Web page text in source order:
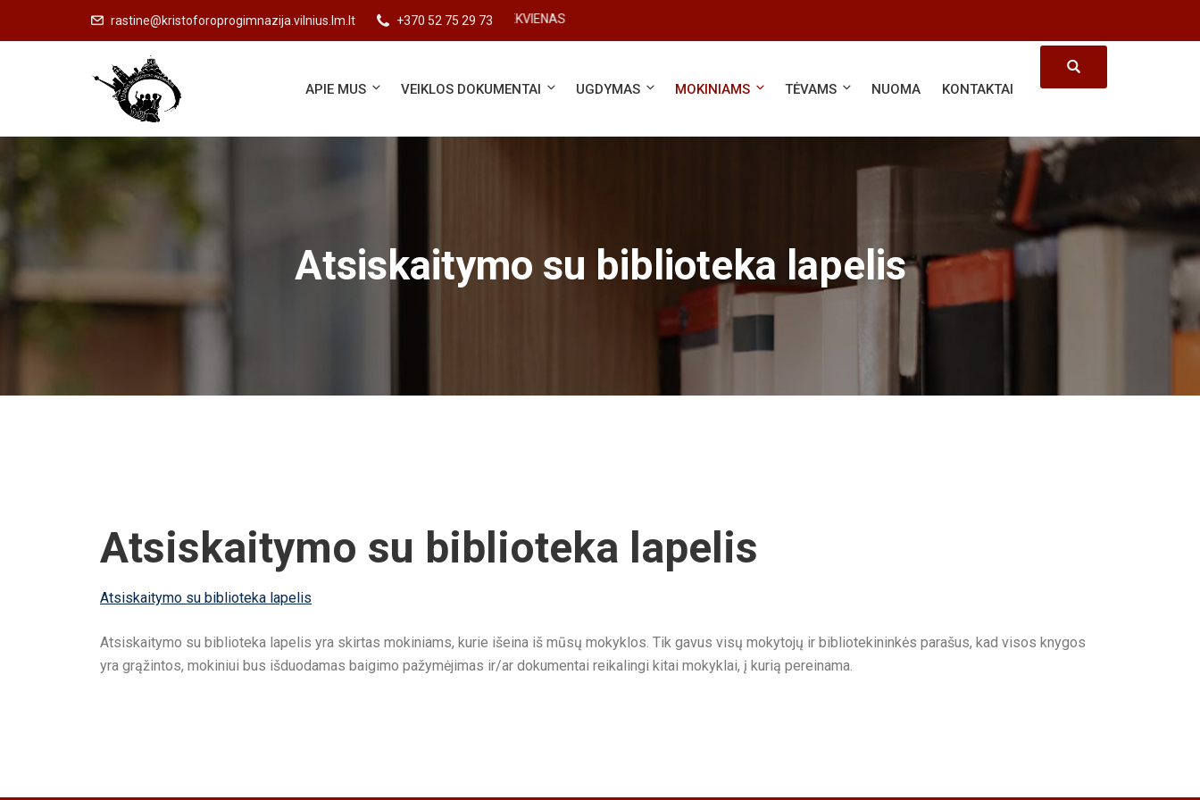
rastine@kristoforoprogimnazija.vilnius.lm.lt +370 52 75 29 73
#SVARBUS KIEKVIENAS
APIE MUS VEIKLOS DOKUMENTAI UGDYMAS MOKINIAMS TĖVAMS NUOMA KONTAKTAI
Atsiskaitymo su biblioteka lapelis
Atsiskaitymo su biblioteka lapelis
Atsiskaitymo su biblioteka lapelis
Atsiskaitymo su biblioteka lapelis yra skirtas mokiniams, kurie išeina iš mūsų mokyklos. Tik gavus visų mokytojų ir bibliotekininkės parašus, kad visos knygos
yra grąžintos, mokiniui bus išduodamas baigimo pažymėjimas ir/ar dokumentai reikalingi kitai mokyklai, į kurią pereinama.